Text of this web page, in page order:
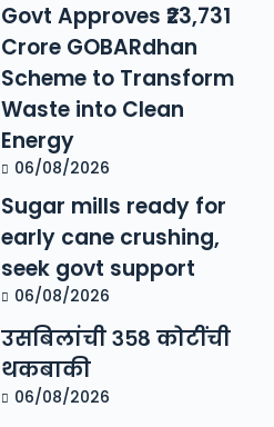
Govt Approves ₹23,731
Crore GOBARdhan
Scheme to Transform
Waste into Clean
Energy
06/08/2026
Sugar mills ready for
early cane crushing,
seek govt support
06/08/2026
उसबिलांची ३५८ कोटींची
थकबाकी
06/08/2026